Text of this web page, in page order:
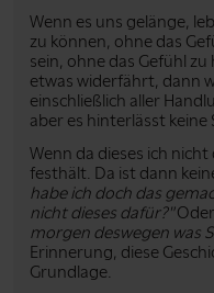
Wenn es uns gelänge,
zu können, ohne das
sein, ohne das Gefühl
etwas widerfährt, dann
einschließlich aller
aber es hinterlässt keine
Wenn da dieses ich
festhält. Da ist dann
habe ich doch das
nicht dieses dafür?"
morgen deswegen was
Erinnerung, diese
Grundlage.